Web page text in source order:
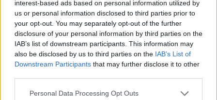
interest-based ads based on personal information utilized by
us or personal information disclosed to third parties prior to
your opt-out. You may separately opt-out of the further
disclosure of your personal information by third parties on the
IAB’s list of downstream participants. This information may
also be disclosed by us to third parties on the IAB’s List of
Downstream Participants that may further disclose it to other
Personal Data Processing Opt Outs
Ca jucător, Franz Beckenbauer a evoluat pentru doar trei
echipe de seniori: